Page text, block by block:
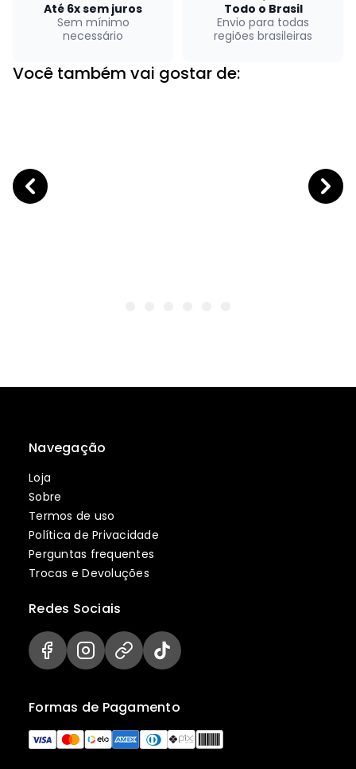
Até 6x sem juros
Sem mínimo
necessário
Todo o Brasil
Envio para todas
regiões brasileiras
Você também vai gostar de:
Navegação
Loja
Sobre
Termos de uso
Política de Privacidade
Perguntas frequentes
Trocas e Devoluções
Formas de Pagamento
Redes Sociais